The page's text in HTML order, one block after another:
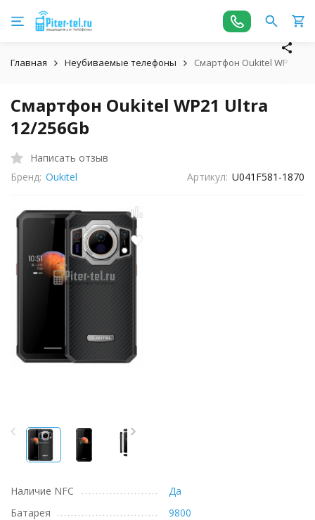
Главная Неубиваемые телефоны Смартфон Oukitel WP21
Смартфон Oukitel WP21 Ultra
12/256Gb
Написать отзыв
Бренд: Oukitel Артикул: U041F581-1870
Наличие NFC
Да
Батарея
9800